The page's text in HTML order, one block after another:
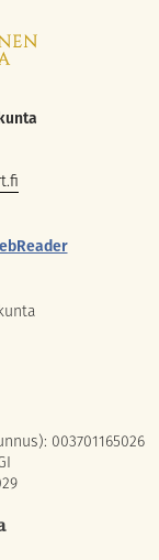
003701165026